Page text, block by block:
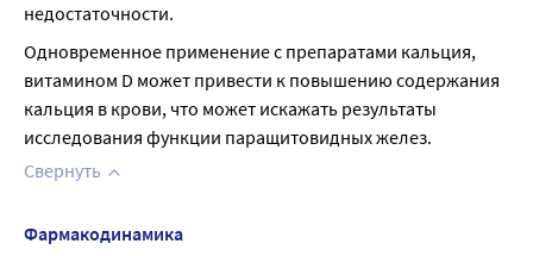
недостаточности.
Одновременное применение с препаратами кальция,
витамином D может привести к повышению содержания
кальция в крови, что может искажать результаты
исследования функции паращитовидных желез.
Свернуть
Фармакодинамика